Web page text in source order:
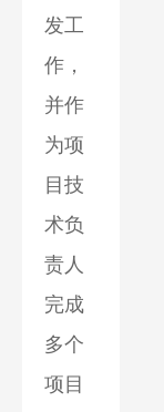
发工
作，
并作
为项
目技
术负
责人
完成
多个
项目